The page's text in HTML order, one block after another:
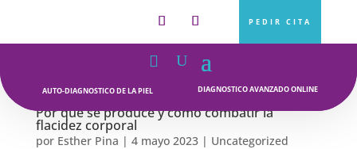
PEDIR CITA
AUTO-DIAGNOSTICO DE LA PIEL DIAGNOSTICO AVANZADO ONLINE
Por qué se produce y cómo combatir la
flacidez corporal
por Esther Pina | 4 mayo 2023| Uncategorized